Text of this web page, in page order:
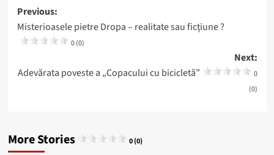
Post
navigation
Previous:
Misterioasele pietre Dropa – realitate sau ficțiune ?
0 (0)
Next:
Adevărata poveste a „Copacului cu bicicletă”
0
(0)
More Stories 0 (0)